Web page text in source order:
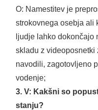
O: Namestitev je
strokovnega osebja ali
ljudje lahko dokončajo
skladu z videoposnetki
navodili, zagotovljeno
vodenje;
3. V: Kakšni so
stanju?